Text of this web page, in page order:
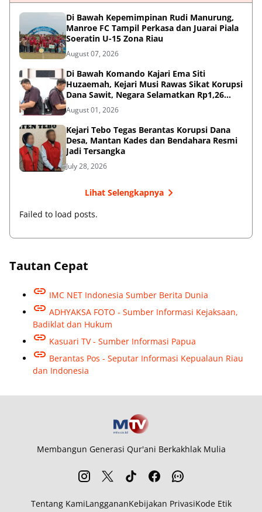
Di Bawah Kepemimpinan Rudi Manurung,
Manroe FC Tampil Perkasa dan Juarai Piala
Soeratin U-15 Zona Riau
August 07, 2026
Di Bawah Komando Kajari Ema Siti
Huzaemah, Kejari Musi Rawas Sikat Korupsi
Dana Sawit, Negara Selamatkan Rp1,26
Miliar
August 01, 2026
Kejari Tebo Tegas Berantas Korupsi Dana
Desa, Mantan Kades dan Bendahara Resmi
Jadi Tersangka
July 28, 2026
Lihat Selengkapnya
Failed to load posts.
Tautan Cepat
IMC NET Indonesia Sumber Berita Dunia
ADHYAKSA FOTO - Sumber Informasi Kejaksaan,
Badiklat dan Hukum
Kasuari TV - Sumber Informasi Papua
Berantas Pos - Seputar Informasi Kepualaun Riau
dan Indonesia
Membangun Generasi Qur'ani Berkakhlak Mulia
Tentang KamiLanggananKebijakan PrivasiKode Etik